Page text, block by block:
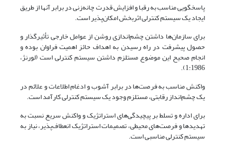
پاسخگویی مناسب به رقبا و افزایش قدرت چانه‌زنی در برابر آنها از طریق
ایجاد یک سیستم کنترلی اثربخش امکان‌پذیر است.
برای سازمان‌ها داشتن چشم‌اندازی روشن از عوامل خارجی تأثیرگذار و
حصول پیشرفت در راه رسیدن به اهداف حائز اهمیت فراوان بوده و
انجام صحیح این موضوع مستلزم داشتن سیستم کنترلی است (لورنژ،
1:1986).
واکنش مناسب به فرصت‌ها در برابر آشوب و ادغام اطلاعات و علائم در
یک چشم‌انداز رقابتی، مستلزم وجود یک سیستم کنترلی کارآمد است.
برای اداره و تسلط بر پیچیدگی‌های استراتژیک و واکنش سریع نسبت به
تهدیدها و فرصت‌های محیطی، تصمیمات استراتژیک انعطاف‌پذیر، نیاز به
سیستم کنترلی مناسبی است.